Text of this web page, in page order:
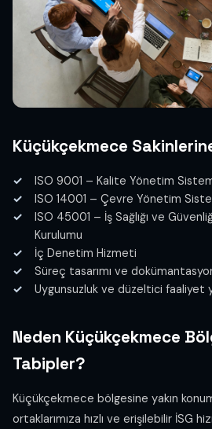
Küçükçekmece
ISO 9001 – Kalite Yönetim
ISO 14001 – Çevre Yönetim
ISO 45001 – İş Sağlığı ve
Kurulumu
İç Denetim Hizmeti
Süreç tasarımı ve
Uygunsuzluk ve düzeltici faaliyet
Neden Küçükçekmece
Tabipler?
Küçükçekmece bölgesine yakın
ortaklarımıza hızlı ve erişilebilir İSG